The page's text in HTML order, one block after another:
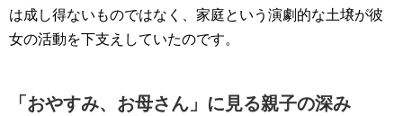
は成し得ないものではなく、家庭という演劇的な土壌が彼
女の活動を下支えしていたのです。
「おやすみ、お母さん」に見る親子の深み